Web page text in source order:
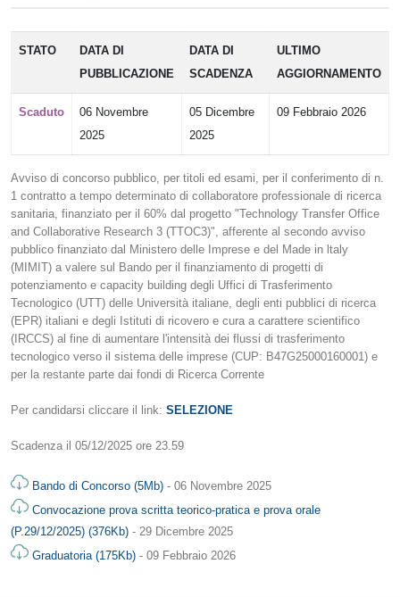
STATO
DATA DI
PUBBLICAZIONE
DATA DI
SCADENZA
ULTIMO
AGGIORNAMENTO
Scaduto
06 Novembre
2025
05 Dicembre
2025
09 Febbraio 2026
Avviso di concorso pubblico, per titoli ed esami, per il conferimento di n.
1 contratto a tempo determinato di collaboratore professionale di ricerca
sanitaria, finanziato per il 60% dal progetto "Technology Transfer Office
and Collaborative Research 3 (TTOC3)", afferente al secondo avviso
pubblico finanziato dal Ministero delle Imprese e del Made in ltaly
(MIMIT) a valere sul Bando per il finanziamento di progetti di
potenziamento e capacity building degli Uffici di Trasferimento
Tecnologico (UTT) delle Università italiane, degli enti pubblici di ricerca
(EPR) italiani e degli Istituti di ricovero e cura a carattere scientifico
(IRCCS) al fine di aumentare l'intensità dei flussi di trasferimento
tecnologico verso il sistema delle imprese (CUP: B47G25000160001) e
per la restante parte dai fondi di Ricerca Corrente
Per candidarsi cliccare il link: SELEZIONE
Scadenza il 05/12/2025 ore 23.59
Bando di Concorso (5Mb) - 06 Novembre 2025
Convocazione prova scritta teorico-pratica e prova orale
(P.29/12/2025) (376Kb) - 29 Dicembre 2025
Graduatoria (175Kb) - 09 Febbraio 2026